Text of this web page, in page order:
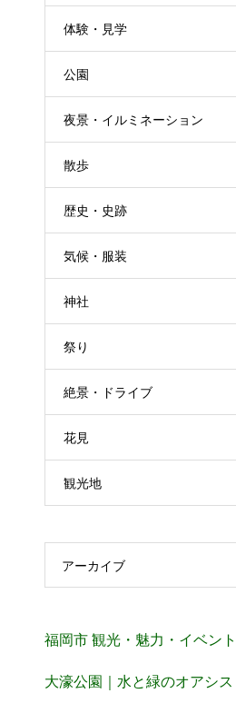
体験・見学
公園
夜景・イルミネーション
散歩
歴史・史跡
気候・服装
神社
祭り
絶景・ドライブ
花見
観光地
アーカイブ
福岡市 観光・魅力・イベント
大濠公園｜水と緑のオアシス